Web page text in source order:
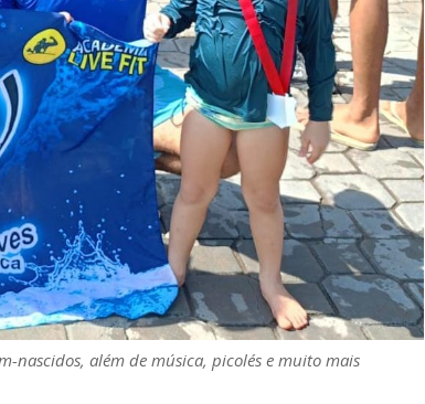
nascidos, além de música, picolés e muito mais